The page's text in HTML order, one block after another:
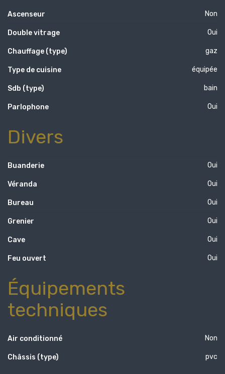
Ascenseur Non
Double vitrage Oui
Chauffage (type) gaz
Type de cuisine équipée
Sdb (type) bain
Parlophone Oui
Divers
Buanderie Oui
Véranda Oui
Bureau Oui
Grenier Oui
Cave Oui
Feu ouvert Oui
Équipements
techniques
Air conditionné Non
Châssis (type) pvc